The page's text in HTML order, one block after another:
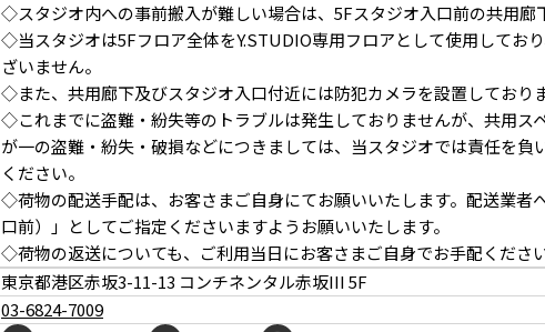
◇スタジオ内への事前搬入が難しい場合は、5Fスタジオ入口前の共用廊
◇当スタジオは5Fフロア全体をY.STUDIO専用フロアとして使用してお
ざいません。
◇また、共用廊下及びスタジオ入口付近には防犯カメラを設置しておりま
◇これまでに盗難・紛失等のトラブルは発生しておりませんが、共用ス
が一の盗難・紛失・破損などにつきましては、当スタジオでは責任を負
ください。
◇荷物の配送手配は、お客さまご自身にてお願いいたします。配送業者
口前）」としてご指定くださいますようお願いいたします。
◇荷物の返送についても、ご利用当日にお客さまご自身でお手配くださ
東京都港区赤坂3-11-13 コンチネンタル赤坂III 5F
03-6824-7009